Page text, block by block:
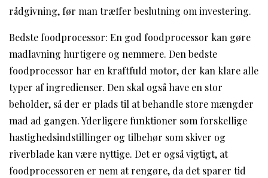
rådgivning, før man træffer beslutning om investering.
Bedste foodprocessor: En god foodprocessor kan gøre
madlavning hurtigere og nemmere. Den bedste
foodprocessor har en kraftfuld motor, der kan klare alle
typer af ingredienser. Den skal også have en stor
beholder, så der er plads til at behandle store mængder
mad ad gangen. Yderligere funktioner som forskellige
hastighedsindstillinger og tilbehør som skiver og
riverblade kan være nyttige. Det er også vigtigt, at
foodprocessoren er nem at rengøre, da det sparer tid